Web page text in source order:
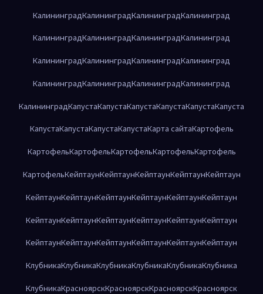
КалининградКалининградКалининградКалининград
КалининградКалининградКалининградКалининград
КалининградКалининградКалининградКалининград
КалининградКалининградКалининградКалининград
КалининградКапустаКапустаКапустаКапустаКапустаКапуста
КапустаКапустаКапустаКапустаКарта сайтаКартофель
КартофельКартофельКартофельКартофельКартофель
КартофельКейптаунКейптаунКейптаунКейптаунКейптаун
КейптаунКейптаунКейптаунКейптаунКейптаунКейптаун
КейптаунКейптаунКейптаунКейптаунКейптаунКейптаун
КейптаунКейптаунКейптаунКейптаунКейптаунКейптаун
КлубникаКлубникаКлубникаКлубникаКлубникаКлубника
КлубникаКрасноярскКрасноярскКрасноярскКрасноярск